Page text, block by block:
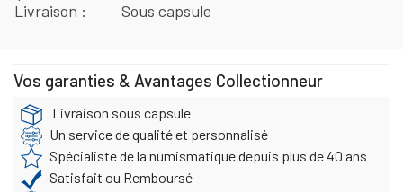
Livraison
Sous capsule
Vos garanties & Avantages Collectionneur
Livraison sous capsule
Un service de qualité et personnalisé
Spécialiste de la numismatique depuis plus de 40 ans
Satisfait ou Remboursé